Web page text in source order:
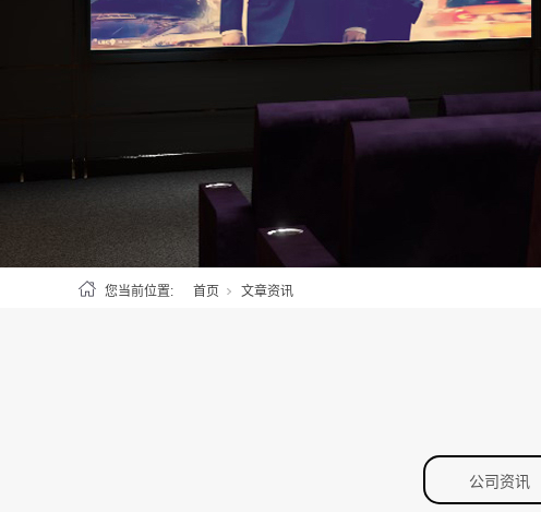
您当前位置: 首页 文章资讯
公司资讯